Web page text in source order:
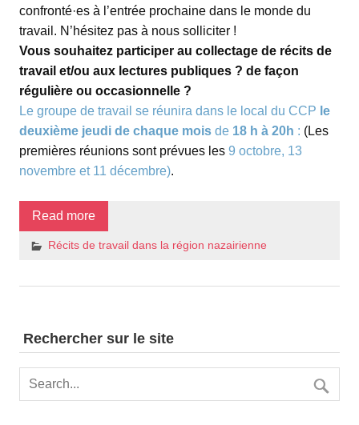
confronté·es à l’entrée prochaine dans le monde du
travail. N’hésitez pas à nous solliciter !
Vous souhaitez participer au collectage de récits de
travail et/ou aux lectures publiques ? de façon
régulière ou occasionnelle ?
Le groupe de travail se réunira dans le local du CCP le
deuxième jeudi de chaque mois de 18 h à 20h : (Les
premières réunions sont prévues les 9 octobre, 13
novembre et 11 décembre).
Read more
Récits de travail dans la région nazairienne
Rechercher sur le site